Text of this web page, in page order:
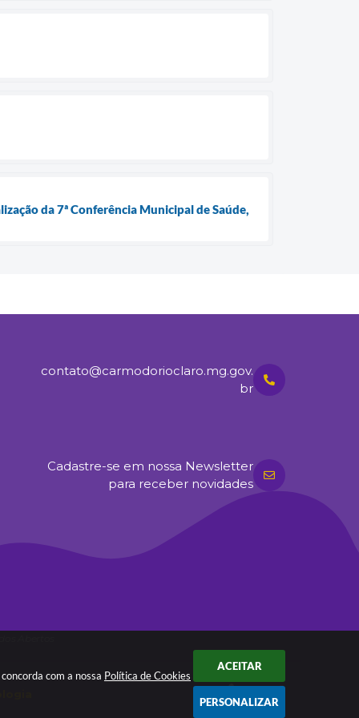
com a nossa Política de Cookies
ACEITAR
PERSONALIZAR
da 7ª Conferência Municipal de Saúde,
contato@carmodorioclaro.mg.gov.
br
Cadastre-se em nossa Newsletter
para receber novidades